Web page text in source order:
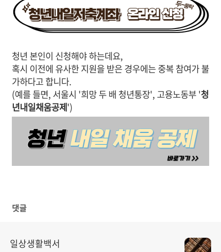
청년 본인이 신청해야 하는데요,
혹시 이전에 유사한 지원을 받은 경우에는 중복 참여가 불
가하다고 합니다.
(예를 들면, 서울시 '희망 두 배 청년통장', 고용노동부 '청
년내일채움공제')
댓글
일상생활백서